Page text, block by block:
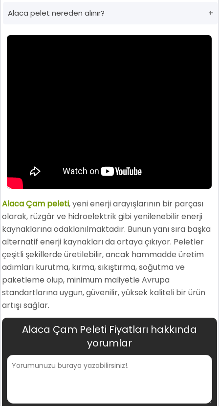
Alaca pelet nereden alınır?
Alaca Çam peleti, yeni enerji arayışlarının bir parçası
olarak, rüzgâr ve hidroelektrik gibi yenilenebilir enerji
kaynaklarına odaklanılmaktadır. Bunun yanı sıra başka
alternatif enerji kaynakları da ortaya çıkıyor. Peletler
çeşitli şekillerde üretilebilir, ancak hammadde üretim
adımları kurutma, kırma, sıkıştırma, soğutma ve
paketleme olup, minimum maliyetle Avrupa
standartlarına uygun, güvenilir, yüksek kaliteli bir ürün
artışı sağlar.
Alaca Çam Peleti Fiyatları hakkında
yorumlar